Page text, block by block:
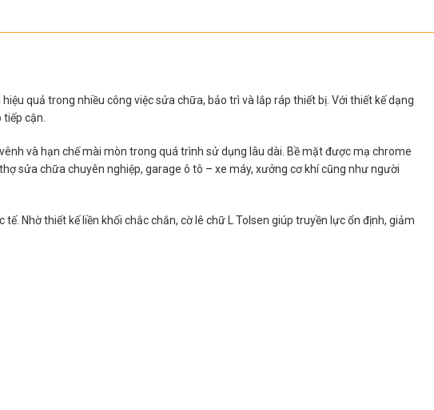
quả trong nhiều công việc sửa chữa, bảo trì và lắp ráp thiết bị. Với thiết kế dạng
cận.
và hạn chế mài mòn trong quá trình sử dụng lâu dài. Bề mặt được mạ chrome
sửa chữa chuyên nghiệp, garage ô tô – xe máy, xưởng cơ khí cũng như người
Nhờ thiết kế liền khối chắc chắn, cờ lê chữ L Tolsen giúp truyền lực ổn định, giảm